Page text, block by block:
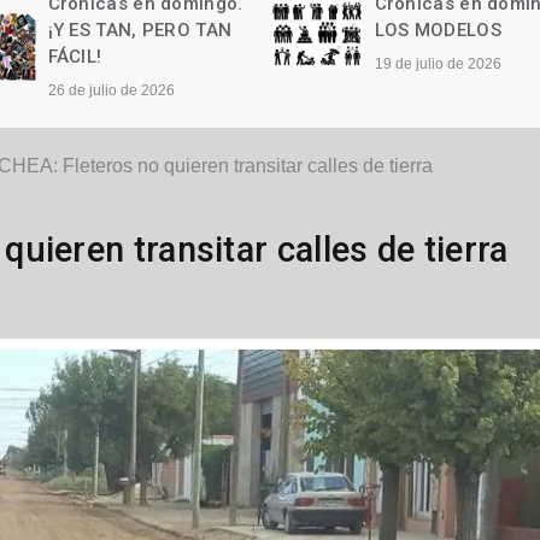
LOS MODELOS
19 de julio de 2026
Las palabras
12 de julio de 2026
Fleteros no quieren transitar calles de tierra
quieren transitar calles de tierra